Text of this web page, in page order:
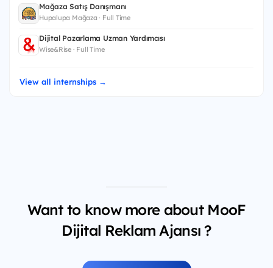
Mağaza Satış Danışmanı
Hupalupa Mağaza · Full Time
Dijital Pazarlama Uzman Yardımcısı
Wise&Rise · Full Time
View all internships →
Want to know more about MooF
Dijital Reklam Ajansı ?